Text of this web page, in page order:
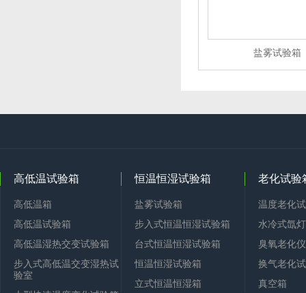
盐雾试验箱
高低温试验箱
高低温箱
高低温试验箱
高低温湿热交变试验箱
步入式高低温交变湿热试
验室
恒温恒湿试验箱
盐雾试验箱
步入式恒温恒湿试验箱
台式恒温恒湿试验箱
恒温恒湿试验箱
立式恒温恒湿箱
老化试验
温度老化
水冷式氙
臭氧老化仪
换气老化
真空箱